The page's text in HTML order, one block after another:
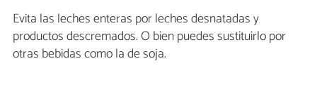
Evita las leches enteras por leches desnatadas y
productos descremados. O bien puedes sustituirlo por
otras bebidas como la de soja.